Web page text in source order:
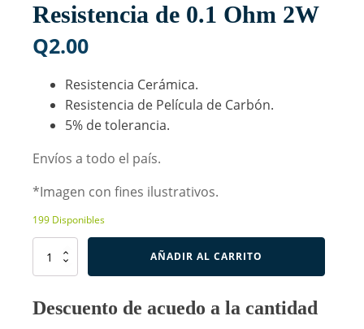
Resistencia de 0.1 Ohm 2W
Q2.00
Resistencia Cerámica.
Resistencia de Película de Carbón.
5% de tolerancia.
Envíos a todo el país.
*Imagen con fines ilustrativos.
199 Disponibles
Resistencia
2W
AÑADIR AL CARRITO
Descuento de acuedo a la cantidad